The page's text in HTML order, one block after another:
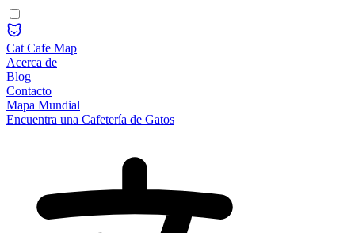
Cat Cafe Map
Acerca de
Blog
Contacto
Mapa Mundial
Encuentra una Cafetería de Gatos